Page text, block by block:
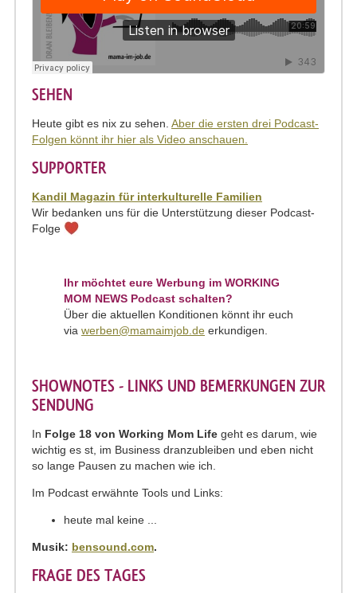
SEHEN
Heute gibt es nix zu sehen. Aber die ersten drei Podcast-
Folgen könnt ihr hier als Video anschauen.
SUPPORTER
Kandil Magazin für interkulturelle Familien
Wir bedanken uns für die Unterstützung dieser Podcast-
Folge
Ihr möchtet eure Werbung im WORKING
MOM NEWS Podcast schalten?
Über die aktuellen Konditionen könnt ihr euch
via werben@mamaimjob.de erkundigen.
SHOWNOTES - LINKS UND BEMERKUNGEN ZUR
SENDUNG
In Folge 18 von Working Mom Life geht es darum, wie
wichtig es st, im Business dranzubleiben und eben nicht
so lange Pausen zu machen wie ich.
Im Podcast erwähnte Tools und Links:
heute mal keine ...
Musik: bensound.com.
FRAGE DES TAGES